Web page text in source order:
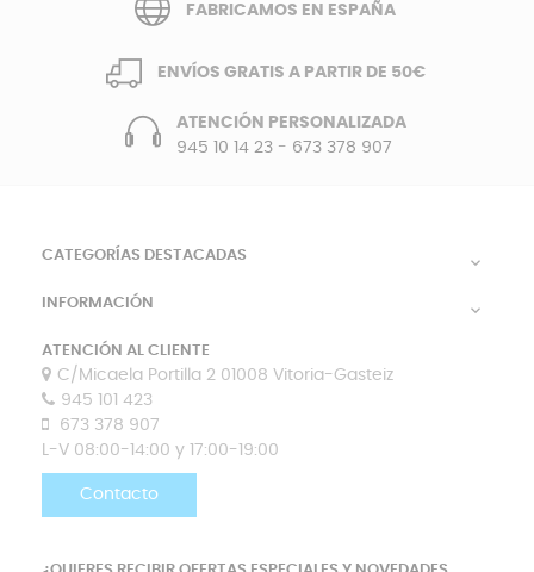
FABRICAMOS EN ESPAÑA
ENVÍOS GRATIS A PARTIR DE 50€
ATENCIÓN PERSONALIZADA
945 10 14 23- 673 378 907
CATEGORÍAS DESTACADAS 
INFORMACIÓN 
ATENCIÓN AL CLIENTE
C/Micaela Portilla 2 01008 Vitoria-Gasteiz
945 101 423
673 378 907
L-V 08:00-14:00 y 17:00-19:00
Contacto